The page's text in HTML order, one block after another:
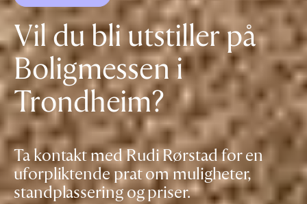
Vil du bli utstiller på
Boligmessen i
Trondheim?
Ta kontakt med Rudi Rørstad for en
uforpliktende prat om muligheter,
standplassering og priser.